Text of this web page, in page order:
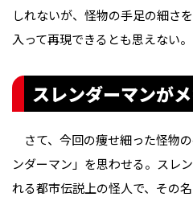
しれないが、怪物の手足の細さ
入って再現できるとも思えない。
スレンダーマンが
さて、今回の痩せ細った怪物
ンダーマン」を思わせる。スレ
れる都市伝説上の怪人で、その